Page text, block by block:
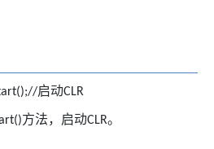
启动CLR
方法，启动CLR。